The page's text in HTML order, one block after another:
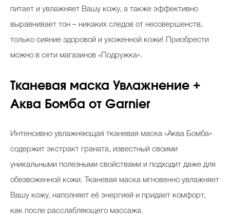
питает и увлажняет Вашу кожу, а также эффективно
выравнивает тон – никаких следов от несовершенств,
только сияние здоровой и ухоженной кожи! Приобрести
можно в сети магазинов «Подружка».
Тканевая маска Увлажнение +
Аква Бомба от Garnier
Интенсивно увлажняющая тканевая маска «Аква Бомба»
содержит экстракт граната, известный своими
уникальными полезными свойствами и подходит даже для
обезвоженной кожи. Тканевая маска мгновенно увлажняет
Вашу кожу, наполняет её энергией и придает комфорт,
как после расслабляющего массажа.